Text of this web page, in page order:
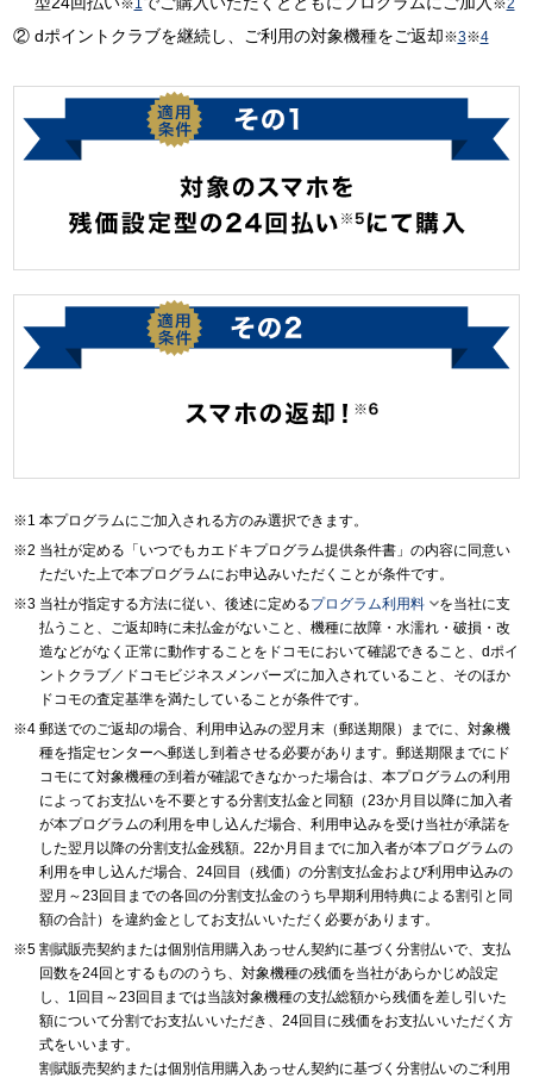
※1 ※2
dポイントクラブを継続し、ご利用の対象機種をご返却※3※4
本プログラムにご加入される方のみ選択できます。
当社が定める「いつでもカエドキプログラム提供条件書」の内容に同意い
ただいた上で本プログラムにお申込みいただくことが条件です。
当社が指定する方法に従い、後述に定めるプログラム利用料を当社に支
払うこと、ご返却時に未払金がないこと、機種に故障・水濡れ・破損・改
造などがなく正常に動作することをドコモにおいて確認できること、dポイ
ントクラブ／ドコモビジネスメンバーズに加入されていること、そのほか
ドコモの査定基準を満たしていることが条件です。
郵送でのご返却の場合、利用申込みの翌月末（郵送期限）までに、対象機
種を指定センターへ郵送し到着させる必要があります。郵送期限までにド
コモにて対象機種の到着が確認できなかった場合は、本プログラムの利用
によってお支払いを不要とする分割支払金と同額（23か月目以降に加入者
が本プログラムの利用を申し込んだ場合、利用申込みを受け当社が承諾を
した翌月以降の分割支払金残額。22か月目までに加入者が本プログラムの
利用を申し込んだ場合、24回目（残価）の分割支払金および利用申込みの
翌月～23回目までの各回の分割支払金のうち早期利用特典による割引と同
額の合計）を違約金としてお支払いいただく必要があります。
割賦販売契約または個別信用購入あっせん契約に基づく分割払いで、支払
回数を24回とするもののうち、対象機種の残価を当社があらかじめ設定
し、1回目～23回目までは当該対象機種の支払総額から残価を差し引いた
額について分割でお支払いいただき、24回目に残価をお支払いいただく方
式をいいます。
割賦販売契約または個別信用購入あっせん契約に基づく分割払いのご利用